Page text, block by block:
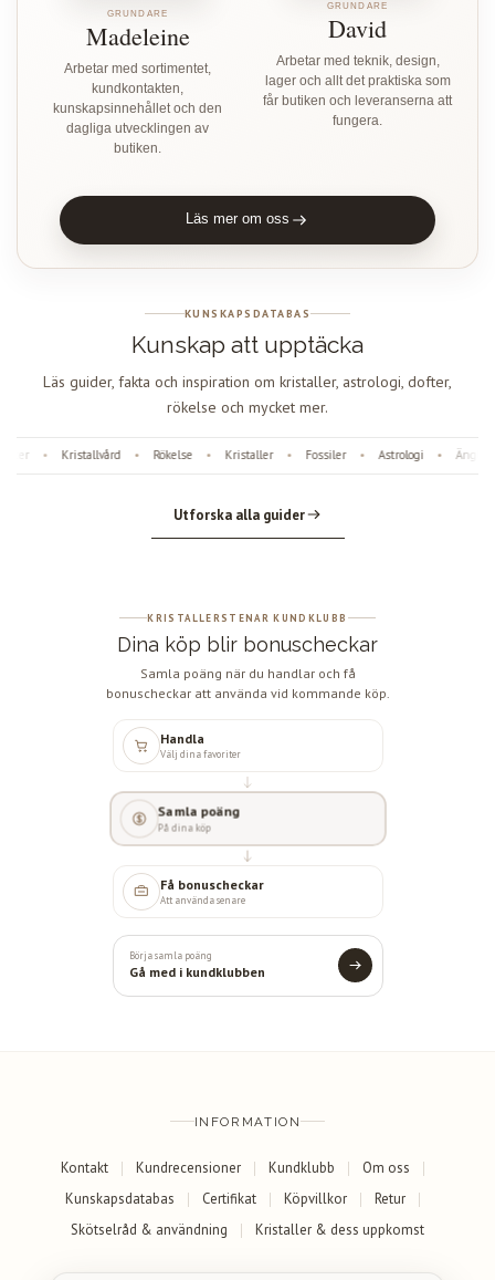
GRUNDARE
Madeleine
Arbetar med sortimentet,
kundkontakten,
kunskapsinnehållet och den
dagliga utvecklingen av
butiken.
GRUNDARE
David
Arbetar med teknik, design,
lager och allt det praktiska som
får butiken och leveranserna att
fungera.
Läs mer om oss
KUNSKAPSDATABAS
Kunskap att upptäcka
Läs guider, fakta och inspiration om kristaller, astrologi, dofter,
rökelse och mycket mer.
Kristallvård Rökelse Kristaller Fossiler Astrologi
Utforska alla guider
KRISTALLERSTENAR KUNDKLUBB
Dina köp blir bonuscheckar
Samla poäng när du handlar och få
bonuscheckar att använda vid kommande köp.
Handla
Välj dina favoriter
Samla poäng
På dina köp
Få bonuscheckar
Att använda senare
Börja samla poäng
Gå med i kundklubben
INFORMATION
Kontakt Kundrecensioner Kundklubb
Om oss
Kunskapsdatabas
Certifikat Köpvillkor
Retur
Skötselråd & användning
Kristaller & dess uppkomst